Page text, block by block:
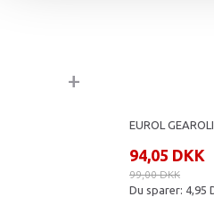
+
EUROL
94,05 DKK
99,00 DKK
Du sparer: 4,95